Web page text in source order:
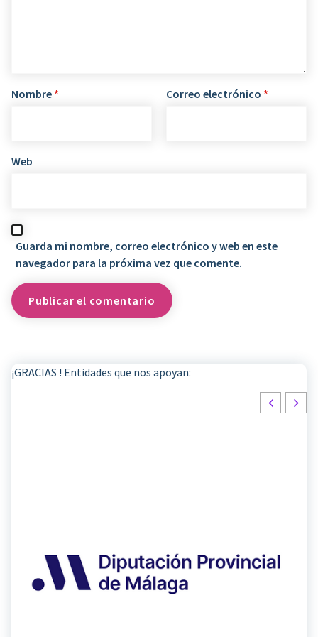
Nombre * Correo electrónico *
Web
Guarda mi nombre, correo electrónico y web en este
navegador para la próxima vez que comente.
¡GRACIAS ! Entidades que nos apoyan: